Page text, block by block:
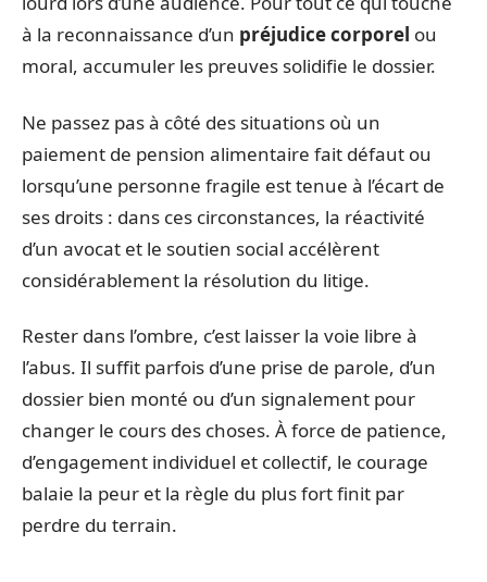
à la reconnaissance d’un préjudice corporel ou
moral, accumuler les preuves solidifie le dossier.
Ne passez pas à côté des situations où un
paiement de pension alimentaire fait défaut ou
lorsqu’une personne fragile est tenue à l’écart de
ses droits : dans ces circonstances, la réactivité
d’un avocat et le soutien social accélèrent
considérablement la résolution du litige.
Rester dans l’ombre, c’est laisser la voie libre à
l’abus. Il suffit parfois d’une prise de parole, d’un
dossier bien monté ou d’un signalement pour
changer le cours des choses. À force de patience,
d’engagement individuel et collectif, le courage
balaie la peur et la règle du plus fort finit par
perdre du terrain.